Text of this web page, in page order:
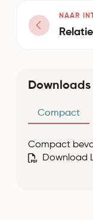
NAAR
Downloads
Compact
Compact
Download